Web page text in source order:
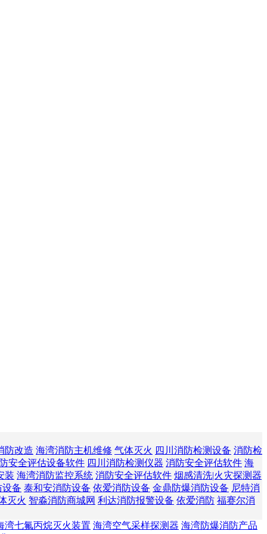
防改造 海湾消防主机维修 气体灭火 四川消防检测设备 消防检
安全评估设备软件 四川消防检测仪器 消防安全评估软件 海
装 海湾消防监控系统 消防安全评估软件 烟感清洗|火灾探测器
设备 泰和安消防设备 依爱消防设备 金鼎防爆消防设备 尼特消
灭火 智淼消防商城网 利达消防报警设备 依爱消防 福赛尔消
湾七氟丙烷灭火装置 海湾空气采样探测器 海湾防爆消防产品